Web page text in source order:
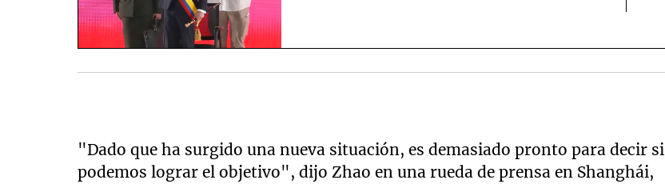
"Dado que ha surgido una nueva situación, es demasiado pronto para decir si
podemos lograr el objetivo", dijo Zhao en una rueda de prensa en Shanghái,